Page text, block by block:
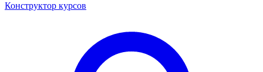
Конструктор курсов